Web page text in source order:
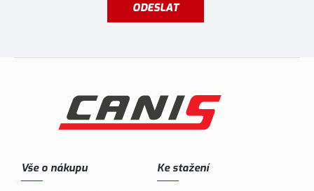
ODESLAT
Vše o nákupu Ke stažení